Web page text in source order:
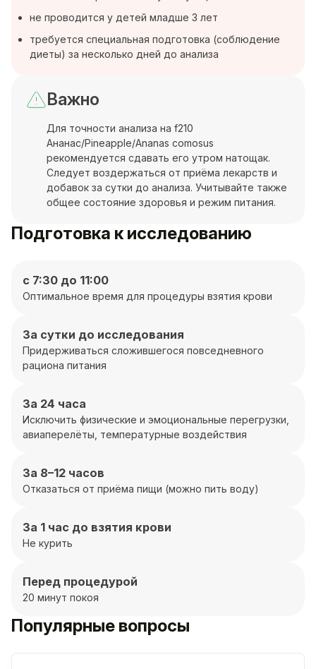
не проводится у детей младше 3 лет
требуется специальная подготовка (соблюдение
диеты) за несколько дней до анализа
Важно
Для точности анализа на f210
Ананас/Pineapple/Ananas comosus
рекомендуется сдавать его утром натощак.
Следует воздержаться от приёма лекарств и
добавок за сутки до анализа. Учитывайте также
общее состояние здоровья и режим питания.
Подготовка к исследованию
с 7:30 до 11:00
Оптимальное время для процедуры взятия крови
За сутки до исследования
Придерживаться сложившегося повседневного
рациона питания
За 24 часа
Исключить физические и эмоциональные перегрузки,
авиаперелёты, температурные воздействия
За 8–12 часов
Отказаться от приёма пищи (можно пить воду)
За 1 час до взятия крови
Не курить
Перед процедурой
20 минут покоя
Популярные вопросы